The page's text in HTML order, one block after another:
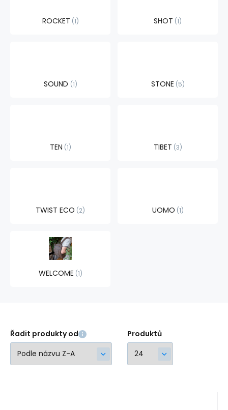
ROCKET 1 SHOT 1
SOUND 1 STONE 5
TEN 1 TIBET 3
TWIST ECO 2 UOMO 1
WELCOME 1
Řadit produkty od Produktů